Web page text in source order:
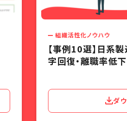
組織活性化ノウハウ
【事例10選】日系
字回復・離職率低
ダ